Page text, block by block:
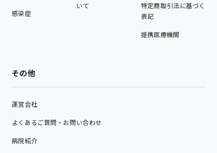
感染症
いて
特定商取引法に基づく
表記
提携医療機関
その他
運営会社
よくあるご質問・お問い合わせ
病院紹介